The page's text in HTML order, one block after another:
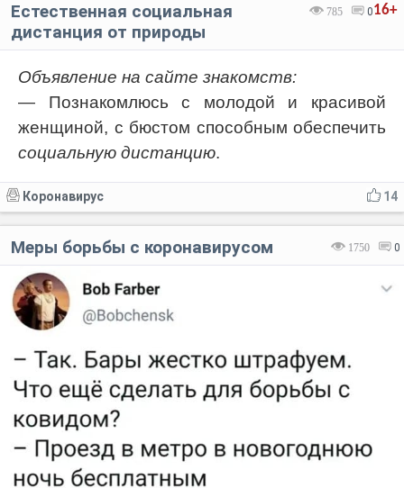
16+
785 0
Естественная социальная
дистанция от природы
Объявление на сайте знакомств:
— Познакомлюсь с молодой и красивой
женщиной, с бюстом способным обеспечить
социальную дистанцию.
14
Коронавирус
1750 0
Меры борьбы с коронавирусом